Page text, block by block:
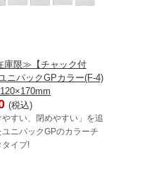
庫限≫【チャック付
ニパックGPカラー(F-4)
(税込)
やすい、閉めやすい」を追
ユニパックGPのカラーチ
タイプ!